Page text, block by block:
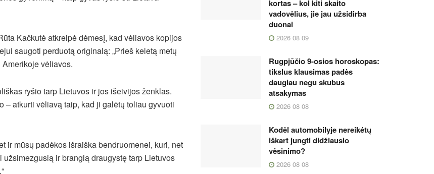
Kačkutė atkreipė dėmesį, kad vėliavos kopijos
saugoti perduotą originalą: „Prieš keletą metų
vėliavos.
ryšio tarp Lietuvos ir jos išeivijos ženklas.
– atkurti vėliavą taip, kad ji galėtų toliau gyvuoti
ir mūsų padėkos išraiška bendruomenei, kuri, net
ir brangią draugystę tarp Lietuvos
kortas – kol kiti skaito
vadovėlius, jie jau užsidirba
duonai
2026 08 09
Rugpjūčio 9-osios horoskopas:
tikslus klausimas padės
daugiau negu skubus
atsakymas
2026 08 08
Kodėl automobilyje nereikėtų
iškart jungti didžiausio
vėsinimo?
2026 08 08